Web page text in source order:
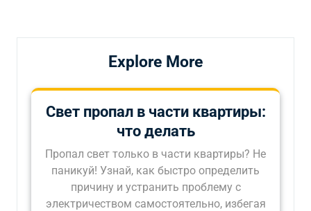
Explore More
Свет пропал в части квартиры:
что делать
Пропал свет только в части квартиры? Не
паникуй! Узнай, как быстро определить
причину и устранить проблему с
электричеством самостоятельно, избегая